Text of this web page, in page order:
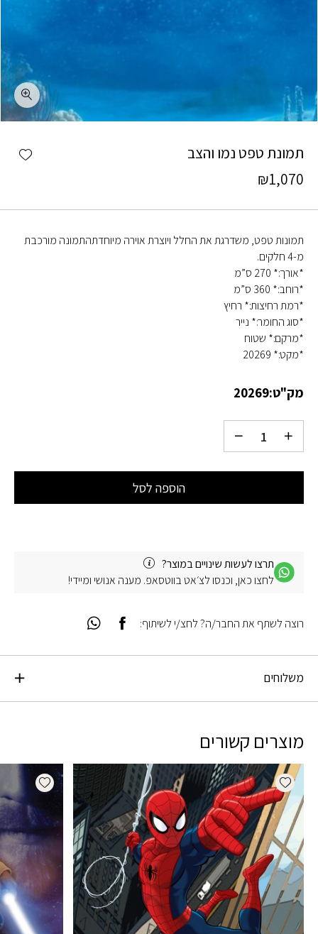
תמונת טפט נמו והצב
₪1,070
תמונות טפט, משדרגת את החלל ויוצרת אוירה מיוחדתהתמונה מורכבת
מ-4 חלקים.
*אורך:* 270 ס”מ
*רוחב:* 360 ס”מ
*רמת רחיצות:* רחיץ
*סוג החומר:* נייר
*מרקם:* שטוח
*מקט:* 20269
מק"ט:20269
הוספה לסל
תרצו לעשות שינויים במוצר?
לחצו כאן, וכנסו לצ׳אט בווטסאפ. מענה אנושי ומיידי!
משלוחים
רוצה לשתף את החבר/ה? לחצ/י לשיתוף:
מוצרים קשורים
Add wishlist
wishlist